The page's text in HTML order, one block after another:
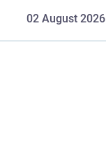
02 August 2026